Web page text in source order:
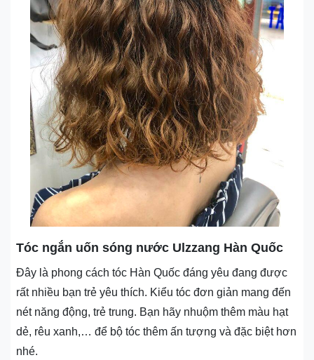
Tóc ngắn uốn sóng nước Ulzzang Hàn Quốc
Đây là phong cách tóc Hàn Quốc đáng yêu đang được
rất nhiều bạn trẻ yêu thích. Kiểu tóc đơn giản mang đến
nét năng động, trẻ trung. Bạn hãy nhuộm thêm màu hạt
dẻ, rêu xanh,… để bộ tóc thêm ấn tượng và đặc biệt hơn
nhé.